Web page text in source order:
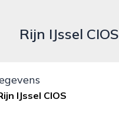
Rijn IJssel CIOS
IJssel CIOS